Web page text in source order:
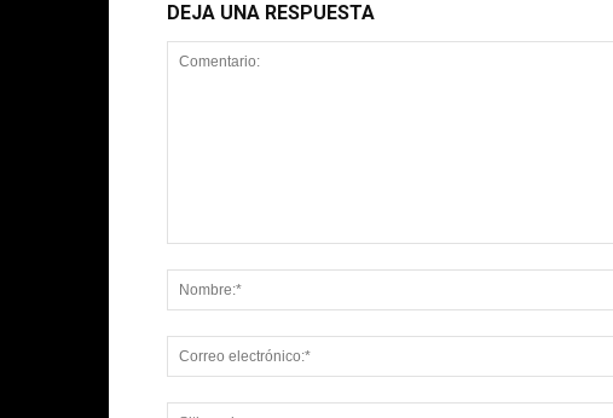
DEJA UNA RESPUESTA